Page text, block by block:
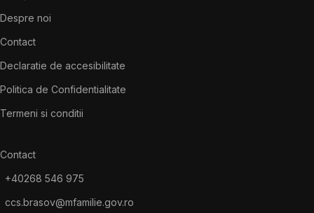
Despre noi
Contact
Declaratie de accesibilitate
Politica de Confidentialitate
Termeni si conditii
Contact
+40268 546 975
ccs.brasov@mfamilie.gov.ro